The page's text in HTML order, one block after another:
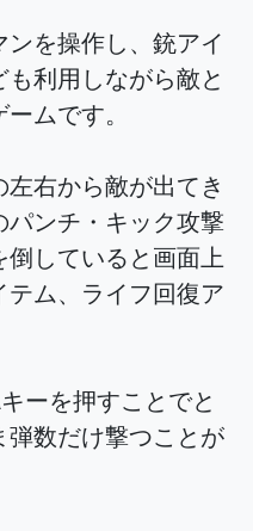
を操作し、銃アイ
利用しながら敵と
ムです。
右から敵が出てき
ンチ・キック攻撃
していると画面上
ム、ライフ回復ア
ーを押すことでと
弾数だけ撃つことが